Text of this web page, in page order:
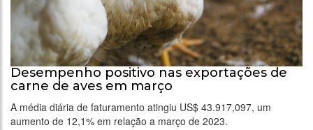
Desempenho positivo nas exportações de
carne de aves em março
A média diária de faturamento atingiu US$ 43.917,097, um
aumento de 12,1% em relação a março de 2023.